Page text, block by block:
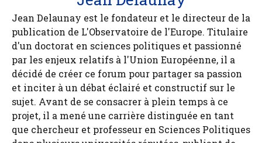
Jean Delaunay est le fondateur et le directeur de la
publication de L'Observatoire de l'Europe. Titulaire
d'un doctorat en sciences politiques et passionné
par les enjeux relatifs à l'Union Européenne, il a
décidé de créer ce forum pour partager sa passion
et inciter à un débat éclairé et constructif sur le
sujet. Avant de se consacrer à plein temps à ce
projet, il a mené une carrière distinguée en tant
que chercheur et professeur en Sciences Politiques